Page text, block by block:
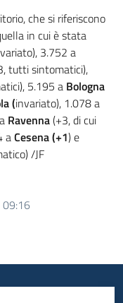
che si riferiscono
in cui è stata
3.752 a
tutti sintomatici),
5.195 a Bologna
(invariato), 1.078 a
Ravenna(+3, di cui
aCesena (+1) e
/JF